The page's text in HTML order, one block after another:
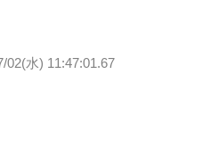
02(水) 11:47:01.67